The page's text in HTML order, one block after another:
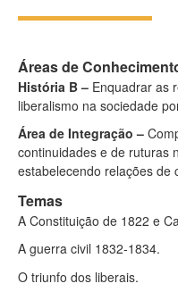
Áreas de
História B – Enquadrar as
liberalismo na sociedade
Área de Integração–
continuidades e de ruturas
estabelecendo relações de
Temas
A Constituição de 1822 e
A guerra civil 1832-1834.
O triunfo dos liberais.